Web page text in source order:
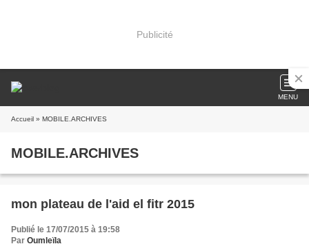
Publicité
MENU
Accueil » MOBILE.ARCHIVES
MOBILE.ARCHIVES
mon plateau de l'aid el fitr 2015
Publié le 17/07/2015 à 19:58
Par Oumleïla